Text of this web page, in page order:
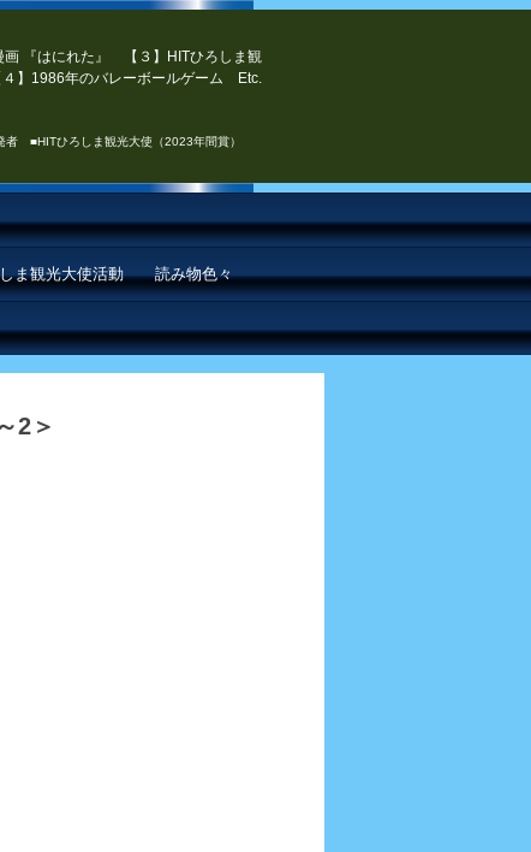
画 『はにれた』 【３】HITひろしま観
】1986年のバレーボールゲーム Etc.
者 ■HITひろしま観光大使（2023年間賞）
ま観光大使活動 読み物色々
2＞